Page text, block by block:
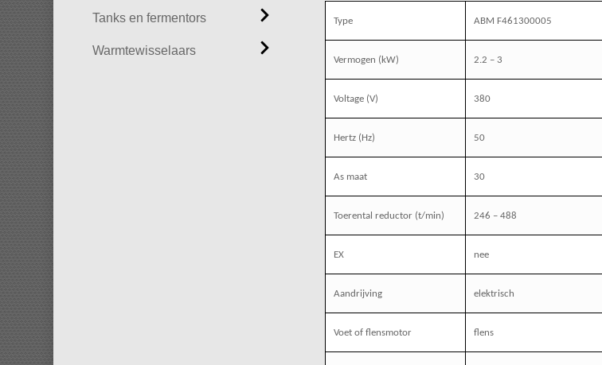
Tanks en fermentors
Warmtewisselaars
Type ABM F461300005
Vermogen (kW) 2.2 – 3
Voltage (V) 380
Hertz (Hz) 50
As maat 30
Toerental reductor (t/min) 246 – 488
EX nee
Aandrijving elektrisch
Voet of flensmotor flens